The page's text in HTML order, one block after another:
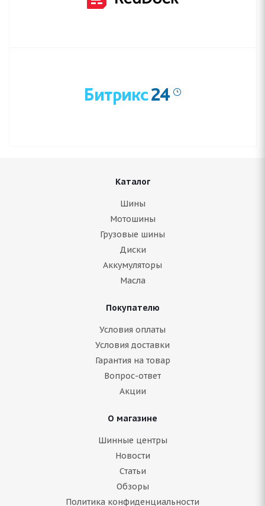
Каталог
Шины
Мотошины
Грузовые шины
Диски
Аккумуляторы
Масла
Покупателю
Условия оплаты
Условия доставки
Гарантия на товар
Вопрос-ответ
Акции
О магазине
Шинные центры
Новости
Статьи
Обзоры
Политика конфиденциальности